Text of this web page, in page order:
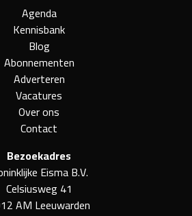
Agenda
Kennisbank
Blog
Abonnementen
Adverteren
Vacatures
Over ons
Contact
Bezoekadres
Eisma B.V.
Celsiusweg 41
AM Leeuwarden